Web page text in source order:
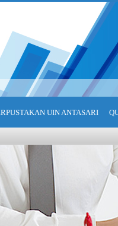
UIN ANTASARI